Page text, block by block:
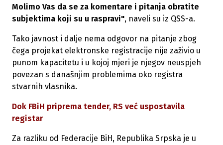
Molimo Vas da se za komentare i pitanja obratite
subjektima koji su u raspravi", naveli su iz QSS-a.
Tako javnost i dalje nema odgovor na pitanje zbog
čega projekat elektronske registracije nije zaživio u
punom kapacitetu i u kojoj mjeri je njegov neuspjeh
povezan s današnjim problemima oko registra
stvarnih vlasnika.
Dok FBiH priprema tender, RS već uspostavila
registar
Za razliku od Federacije BiH, Republika Srpska je u